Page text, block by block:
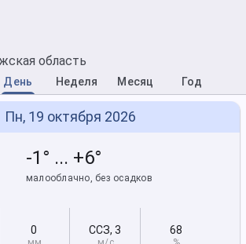
область
День Неделя Месяц Год
Пн, 19 октября 2026
-1° ... +6°
малооблачно, без осадков
0 ССЗ,3 68